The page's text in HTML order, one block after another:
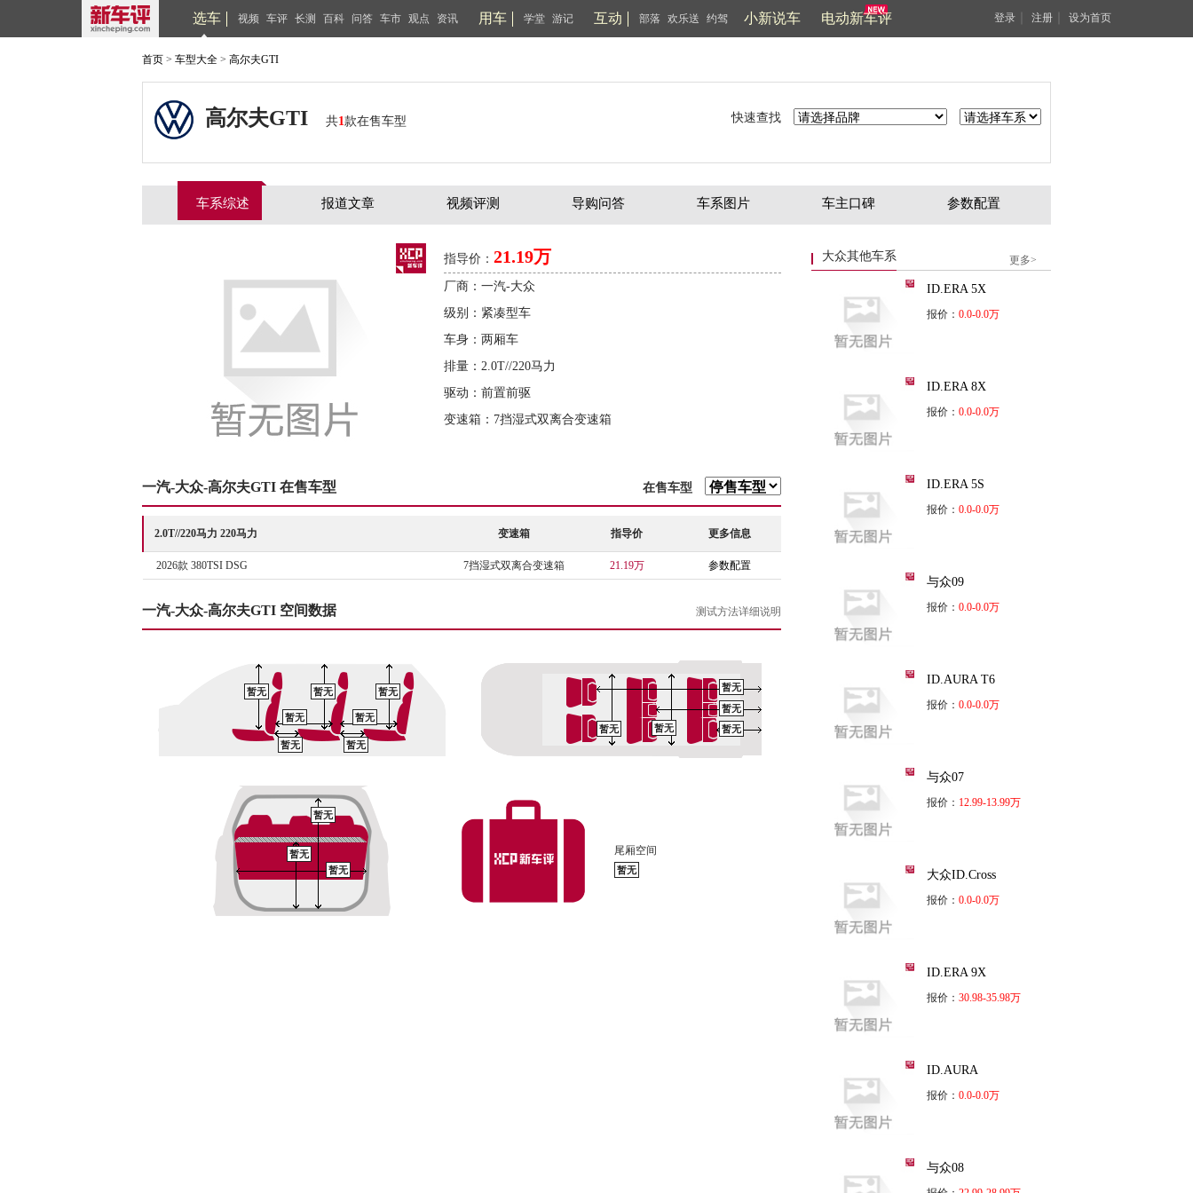
选车 视频 车评 长测 百科 问答 车市 观点 资讯 用车 学堂 游记 互动 部落 欢乐送 约驾 小新说车 电动新车评 登录 注册 设为首页
首页 > 车型大全 > 高尔夫GTI
高尔夫GTI 共1款在售车型 快速查找
车系综述 报道文章 视频评测 导购问答 车系图片 车主口碑 参数配置
指导价： 21.19万
厂商：一汽-大众
级别：紧凑型车
车身：两厢车
排量：2.0T//220马力
驱动：前置前驱
变速箱：7挡湿式双离合变速箱
在售车型
一汽-大众-高尔夫GTI 在售车型
2.0T//220马力 220马力 变速箱 指导价 更多信息
2026款 380TSI DSG 7挡湿式双离合变速箱 21.19万 参数配置
测试方法详细说明
一汽-大众-高尔夫GTI 空间数据
暂无 暂无 暂无
暂无
暂无 暂无
暂无
暂无
暂无
暂无
暂无
暂无
暂无
暂无
暂无
尾厢空间
暂无
大众其他车系 更多>
ID.ERA 5X
报价： 0.0-0.0万
ID.ERA 8X
报价： 0.0-0.0万
ID.ERA 5S
报价： 0.0-0.0万
与众09
报价： 0.0-0.0万
ID.AURA T6
报价： 0.0-0.0万
与众07
报价： 12.99-13.99万
大众ID.Cross
报价： 0.0-0.0万
ID.ERA 9X
报价： 30.98-35.98万
ID.AURA
报价： 0.0-0.0万
与众08